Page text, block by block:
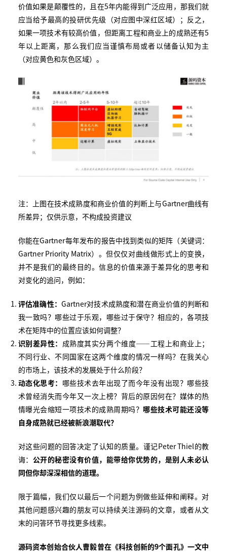
价值如果是颠覆性的，且在5年内能得到广泛应用，那我们就
应当给予最高的投研优先级（对应图中深红区域）；反之，
如果一项技术有较高价值，但距离工程和商业上的成熟还有5
年以上距离，那么我们应当谨慎布局或者以储备认知为主
（对应黄色和灰色区域）。
注：上图在技术成熟度和商业价值的判断上与Gartner曲线有
所差异；仅供示意，不构成投资建议
你能在Gartner每年发布的报告中找到类似的矩阵（关键词：
Gartner Priority Matrix）。但仅仅对曲线做形式上的变换，
并不是我们的最终目的。信息的价值来源于差异化的思考和
对变化的追问，例如：
评估准确性： Gartner对技术成熟度和潜在商业价值的判断和
我一致吗？哪些过于乐观，哪些过于保守？相应的，各项技
术在矩阵中的位置应该如何调整？
识别差异性： 成熟度其实分两个维度——工程上和商业上；
不同行业、不同国家在这两个维度的情况一样吗？在我关心
的市场上，该技术的发展处于什么阶段？
动态化思考： 哪些技术去年出现了而今年没有出现？哪些技
术曾经消失而今年又一次上榜？背后的原因何在？媒体的热
情曝光会缩短一项技术的成熟周期吗？哪些技术可能还没等
自身成熟就已经被新浪潮取代？
对这些问题的回答决定了认知的质量。谨记Peter Thiel的教
诲： 公开的秘密没有价值，能带给你优势的，是别人未必认
同但你却深深相信的道理。
限于篇幅，我们仅以最后一个问题为例做些延伸和阐释。对
其他问题感兴趣的朋友可以持续关注源码的文章，或者从文
末的问答环节寻找更多线索。
源码资本创始合伙人曹毅曾在《科技创新的9个面孔》一文中